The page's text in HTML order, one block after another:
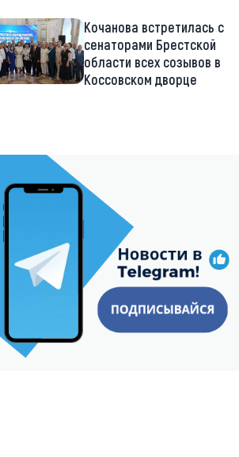
Кочанова встретилась с
сенаторами Брестской
области всех созывов в
Коссовском дворце
minskctvby